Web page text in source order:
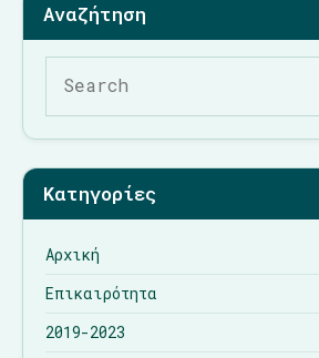
Κατηγορίες
Αρχική
Επικαιρότητα
2019-2023